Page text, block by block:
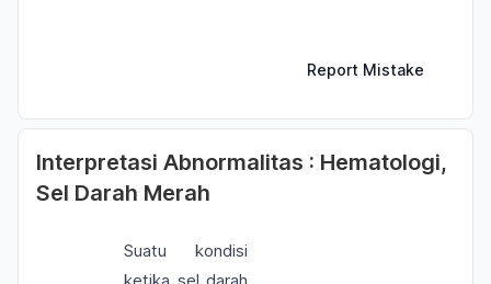
Report Mistake
Interpretasi Abnormalitas : Hematologi,
Sel Darah Merah
Suatu kondisi